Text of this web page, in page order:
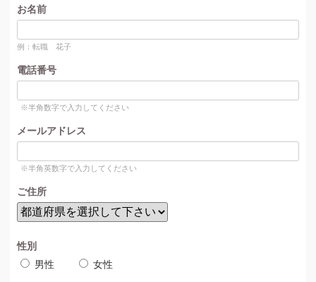
お名前
例：転職 花子
電話番号
※半角数字で入力してください
メールアドレス
※半角英数字で入力してください
ご住所
性別
男性
女性